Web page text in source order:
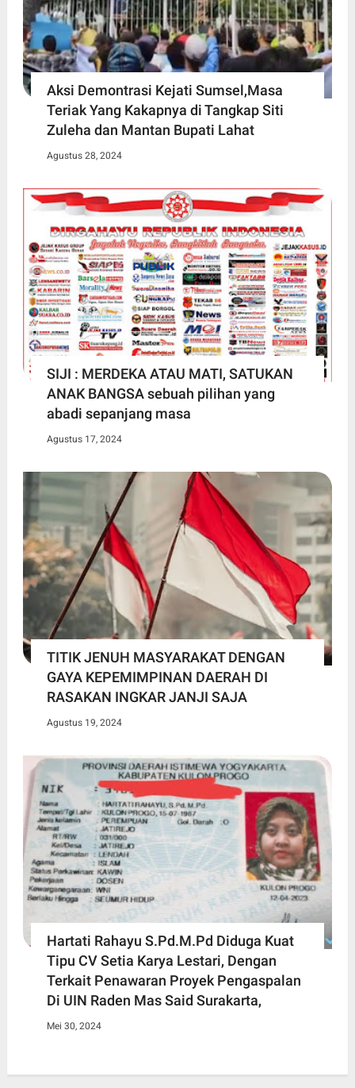
Aksi Demontrasi Kejati Sumsel,Masa
Teriak Yang Kakapnya di Tangkap Siti
Zuleha dan Mantan Bupati Lahat
Agustus 28, 2024
SIJI : MERDEKA ATAU MATI, SATUKAN
ANAK BANGSA sebuah pilihan yang
abadi sepanjang masa
Agustus 17, 2024
TITIK JENUH MASYARAKAT DENGAN
GAYA KEPEMIMPINAN DAERAH DI
RASAKAN INGKAR JANJI SAJA
Agustus 19, 2024
Hartati Rahayu S.Pd.M.Pd Diduga Kuat
Tipu CV Setia Karya Lestari, Dengan
Terkait Penawaran Proyek Pengaspalan
Di UIN Raden Mas Said Surakarta,
Mei 30, 2024